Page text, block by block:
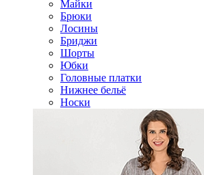
Майки
Брюки
Лосины
Бриджи
Шорты
Юбки
Головные платки
Нижнее бельё
Носки